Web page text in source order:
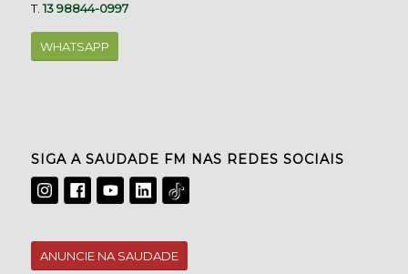
T.13 98844-0997
WHATSAPP
SIGA A SAUDADE FM NAS REDES SOCIAIS
ANUNCIE NA SAUDADE